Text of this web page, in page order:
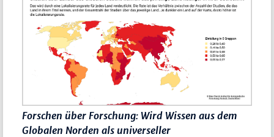
Forschen über Forschung: Wird Wissen aus dem
Globalen Norden als universeller